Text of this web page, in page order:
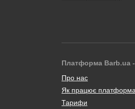
Платформа Barb.ua -
Про нас
Як працює платформа
Тарифи